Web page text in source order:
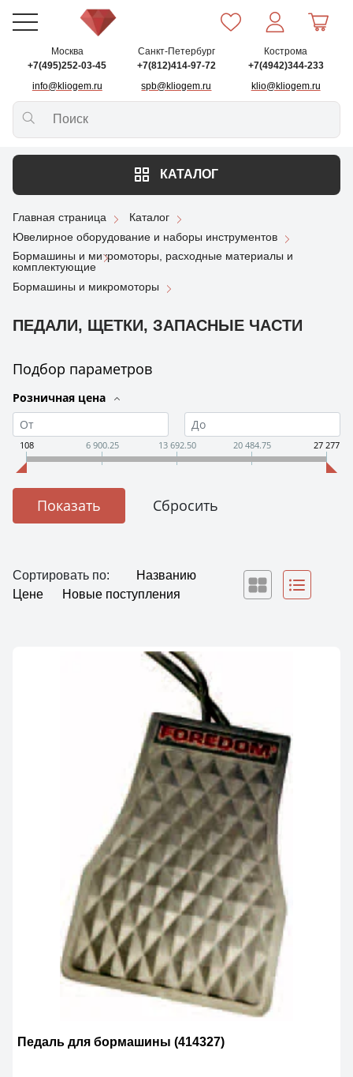
Москва
+7(495)252-03-45
info@kliogem.ru
Санкт-Петербург
+7(812)414-97-72
spb@kliogem.ru
Кострома
+7(4942)344-233
klio@kliogem.ru
КАТАЛОГ
Главная страница
Каталог
Ювелирное оборудование и наборы инструментов
Бормашины и микромоторы, расходные материалы и
комплектующие
Бормашины и микромоторы
ПЕДАЛИ, ЩЕТКИ, ЗАПАСНЫЕ ЧАСТИ
Подбор параметров
Розничная цена
108 6 900.25 13 692.50 20 484.75 27 277
Сортировать по:
Названию
Цене
Новые поступления
Педаль для бормашины (414327)